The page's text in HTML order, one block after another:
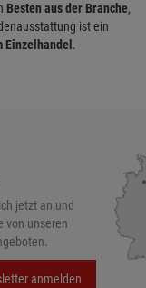
Besten aus der Branche,
ist ein
.
jetzt an und
von unseren
anmelden